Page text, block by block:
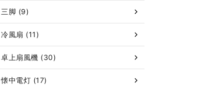
三脚 (9)
冷風扇 (11)
卓上扇風機 (30)
懐中電灯 (17)